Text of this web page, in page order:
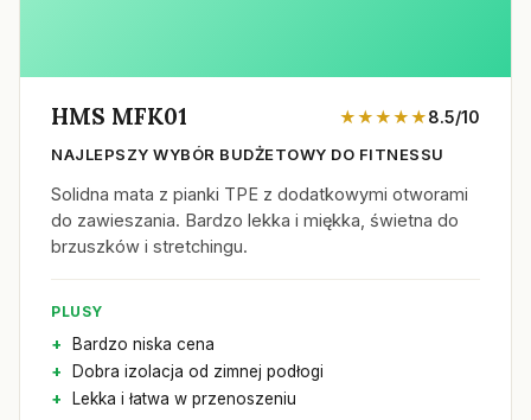
HMS MFK01 ★★★★★8.5/10
NAJLEPSZY WYBÓR BUDŻETOWY DO FITNESSU
Solidna mata z pianki TPE z dodatkowymi otworami
do zawieszania. Bardzo lekka i miękka, świetna do
brzuszków i stretchingu.
PLUSY
Bardzo niska cena
Dobra izolacja od zimnej podłogi
Lekka i łatwa w przenoszeniu